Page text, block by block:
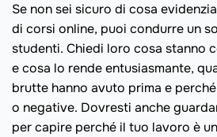
Se non sei sicuro di cosa
di corsi online, puoi condurre un
studenti. Chiedi loro cosa stanno
e cosa lo rende entusiasmante,
brutte hanno avuto prima e
o negative. Dovresti anche
per capire perché il tuo lavoro è